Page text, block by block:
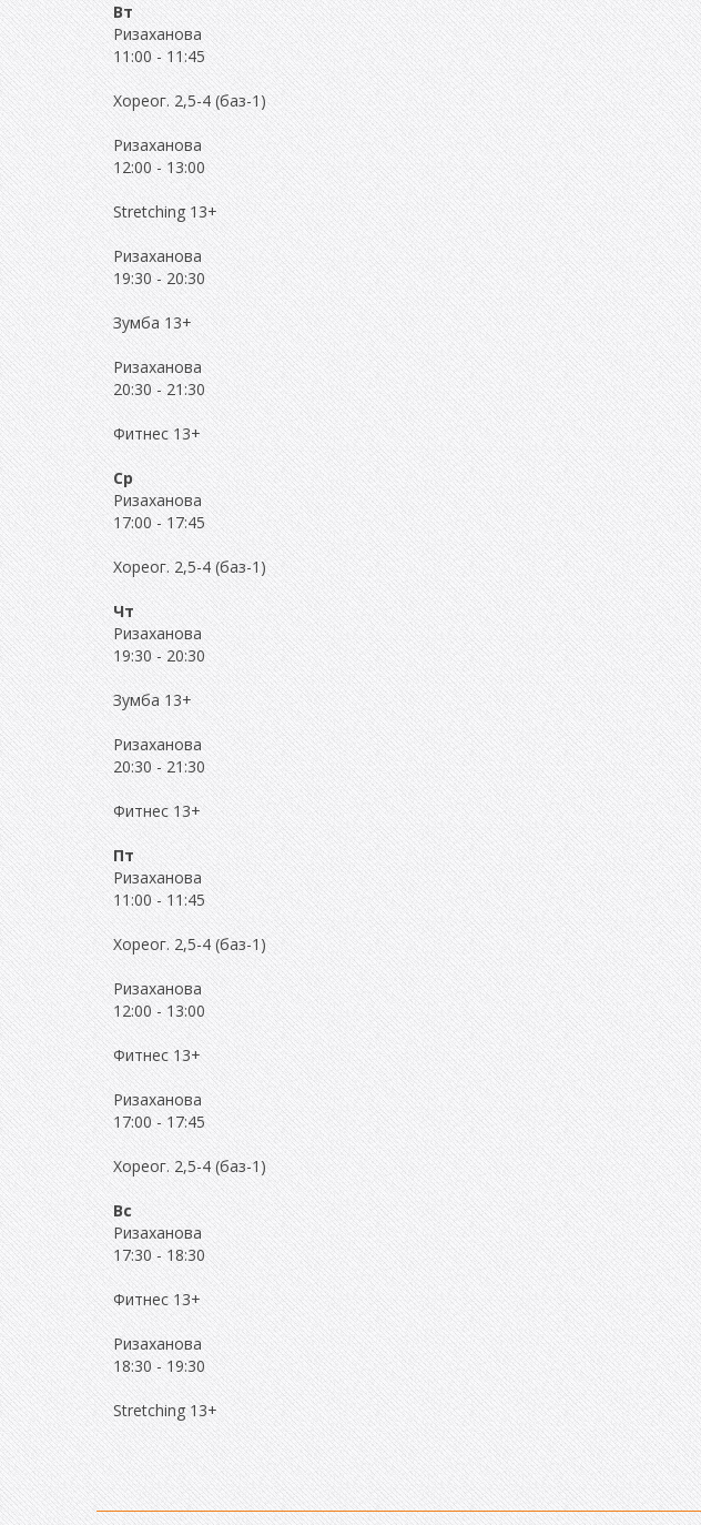
Вт
Ризаханова
11:00 -11:45
Хореог. 2,5-4 (баз-1)
Ризаханова
12:00 -13:00
Stretching 13+
Ризаханова
19:30 -20:30
Зумба 13+
Ризаханова
20:30 -21:30
Фитнес 13+
Ср
Ризаханова
17:00 -17:45
Хореог. 2,5-4 (баз-1)
Чт
Ризаханова
19:30 -20:30
Зумба 13+
Ризаханова
20:30 -21:30
Фитнес 13+
Пт
Ризаханова
11:00 -11:45
Хореог. 2,5-4 (баз-1)
Ризаханова
12:00 - 13:00
Фитнес 13+
Ризаханова
17:00 -17:45
Хореог. 2,5-4 (баз-1)
Вс
Ризаханова
17:30 -18:30
Фитнес 13+
Ризаханова
18:30 -19:30
Stretching 13+